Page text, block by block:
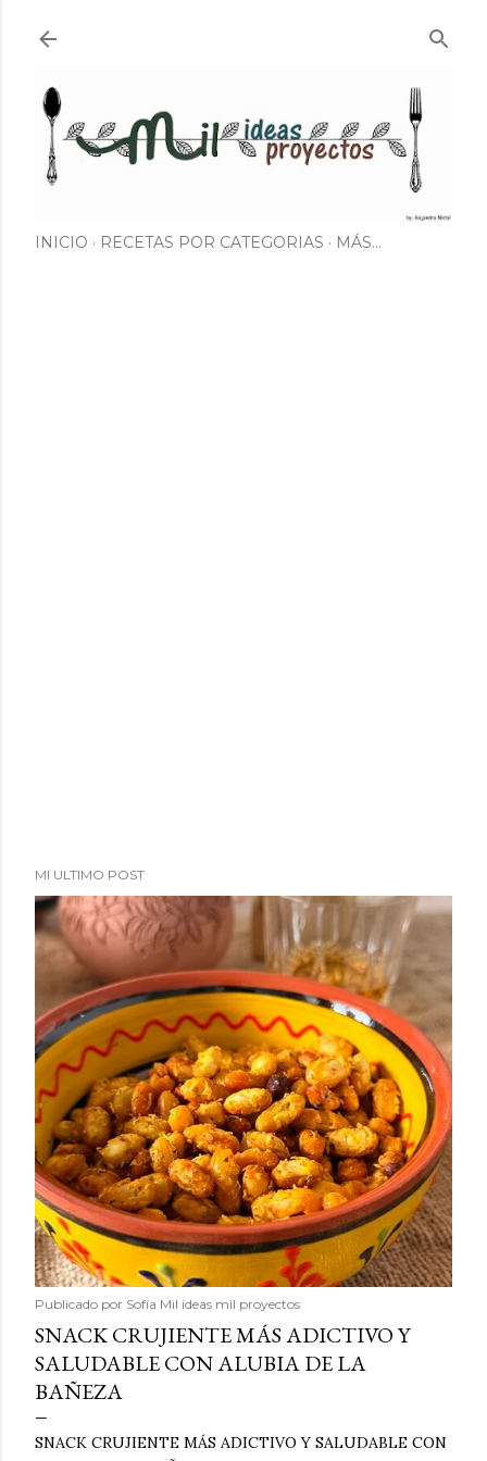
INICIO RECETAS POR CATEGORIAS MÁS…
MI ULTIMO POST
Publicado por Sofía Mil ideas mil proyectos
SNACK CRUJIENTE MÁS ADICTIVO Y
SALUDABLE CON ALUBIA DE LA
BAÑEZA
SNACK CRUJIENTE MÁS ADICTIVO Y SALUDABLE CON